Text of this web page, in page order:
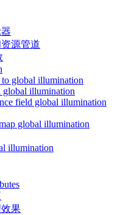
源管道
global illumination
global illumination
field global illumination
global illumination
illumination
果